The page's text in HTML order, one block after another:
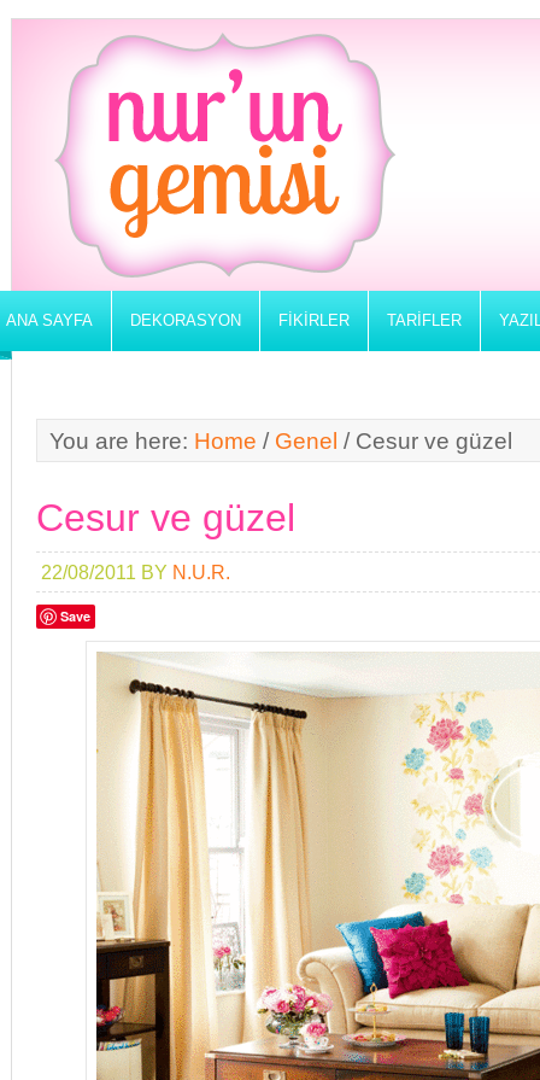
ANA SAYFA DEKORASYON FIKIRLER TARIFLER
You are here: Home / Genel / Cesur ve güzel
Cesur ve güzel
22/08/2011 BY N.U.R.
Save